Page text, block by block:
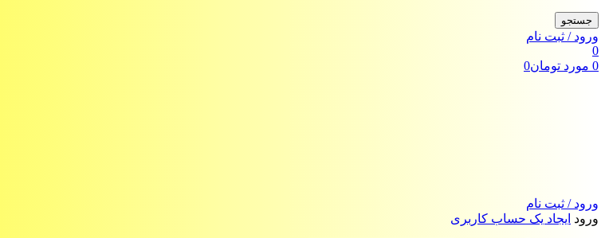
جستجو
ورود / ثبت نام
0
0 مورد تومان0
ورود / ثبت نام
ورود ایجاد یک حساب کاربری